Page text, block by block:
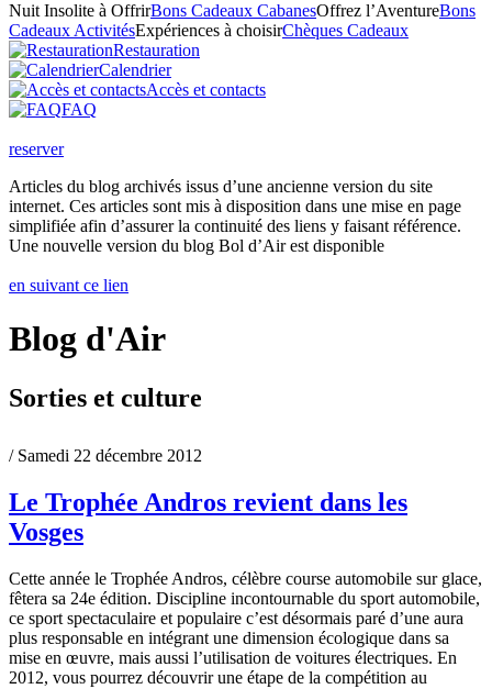
Nuit Insolite à OffrirBons Cadeaux CabanesOffrez l’AventureBons
Cadeaux ActivitésExpériences à choisirChèques Cadeaux
Restauration
Calendrier
Accès et contacts
FAQ
reserver
Articles du blog archivés issus d’une ancienne version du site
internet. Ces articles sont mis à disposition dans une mise en page
simplifiée afin d’assurer la continuité des liens y faisant référence.
Une nouvelle version du blog Bol d’Air est disponible
en suivant ce lien
Blog d'Air
Sorties et culture
/ Samedi 22 décembre 2012
Le Trophée Andros revient dans les
Vosges
Cette année le Trophée Andros, célèbre course automobile sur glace,
fêtera sa 24e édition. Discipline incontournable du sport automobile,
ce sport spectaculaire et populaire c’est désormais paré d’une aura
plus responsable en intégrant une dimension écologique dans sa
mise en œuvre, mais aussi l’utilisation de voitures électriques. En
2012, vous pourrez découvrir une étape de la compétition au